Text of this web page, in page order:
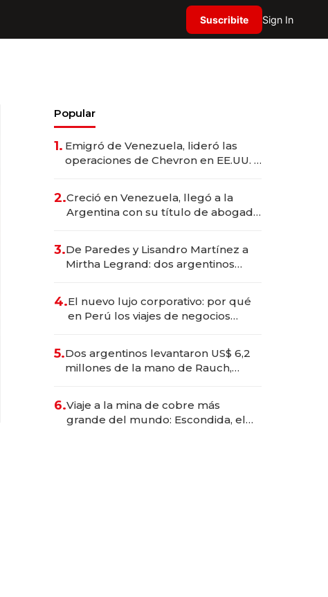
Suscribite Sign In
Popular
1. Emigró de Venezuela, lideró las
operaciones de Chevron en EE.UU. y
2.Creció en Venezuela, llegó a la
Argentina con su título de abogado
marcas "fast premium"
3.De Paredes y Lisandro Martínez a
Mirtha Legrand: dos argentinos
4.El nuevo lujo corporativo: por qué
en Perú los viajes de negocios
transformadoras
5.Dos argentinos levantaron US$ 6,2
millones de la mano de Rauch,
6.Viaje a la mina de cobre más
grande del mundo: Escondida, el